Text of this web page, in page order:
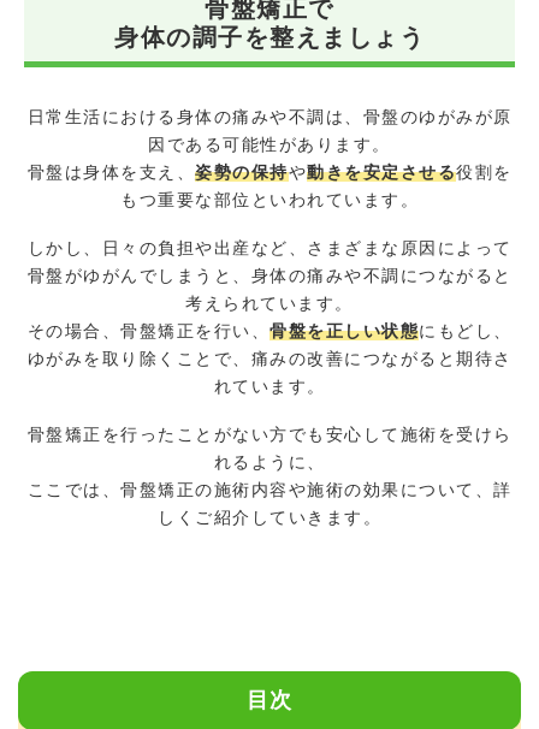
骨盤矯正で
身体の調子を整えましょう
日常生活における身体の痛みや不調は、骨盤のゆがみが原
因である可能性があります。
骨盤は身体を支え、 姿勢の保持や動きを安定させる役割を
もつ重要な部位といわれています。
しかし、日々の負担や出産など、さまざまな原因によって
骨盤がゆがんでしまうと、身体の痛みや不調につながると
考えられています。
その場合、骨盤矯正を行い、 骨盤を正しい状態にもどし、
ゆがみを取り除くことで、痛みの改善につながると期待さ
れています。
骨盤矯正を行ったことがない方でも安心して施術を受けら
れるように、
ここでは、骨盤矯正の施術内容や施術の効果について、詳
しくご紹介していきます。
目次